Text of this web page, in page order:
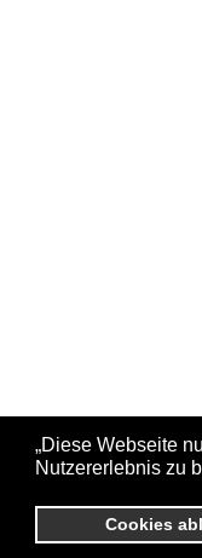
„Diese Webseite
Nutzererlebnis zu
Cookies